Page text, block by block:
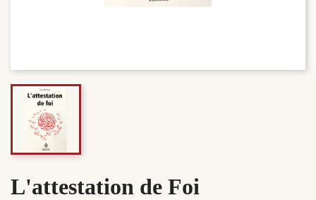
L'attestation de Foi